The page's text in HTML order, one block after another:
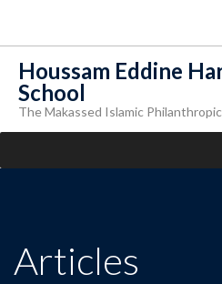
Houssam Eddine
School
The Makassed Islamic
Articles